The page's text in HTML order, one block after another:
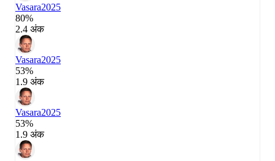
Vasara2025
80%
2.4 अंक
Vasara2025
53%
1.9 अंक
Vasara2025
53%
1.9 अंक